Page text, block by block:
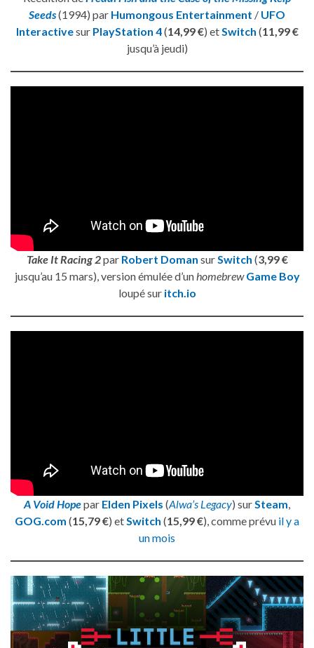
Seeds(1994) par Humongous Entertainment / UFO
Interactivesur PlayStation 4(14,99 €) et Switch (11,99 €
jusqu’à jeudi)
Take It Racing 2par Robert Doman sur Switch (3,99 €
jusqu’au 15 mars), version émulée d’un homebrew Game Boy
loupé sur itch.io
A Void Hopepar Elden Pixels (Alwa’s Legacy) surSteam,
GOG.com (15,79 €) etSwitch (15,99 €), comme prévu il y a
un mois